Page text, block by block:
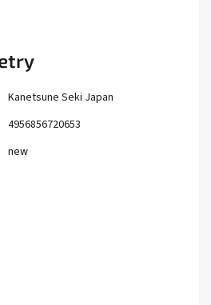
Kanetsune Seki Japan
4956856720653
new